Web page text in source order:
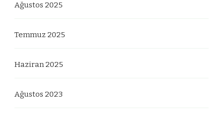
Ağustos 2025
Temmuz 2025
Haziran 2025
Ağustos 2023